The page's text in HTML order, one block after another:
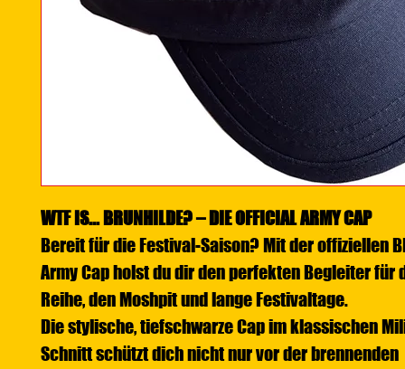
WTF IS... BRUNHILDE? – DIE OFFICIAL ARMY CAP
Bereit für die Festival-Saison? Mit der offiziellen
Army Cap holst du dir den perfekten Begleiter für
Reihe, den Moshpit und lange Festivaltage.
Die stylische, tiefschwarze Cap im klassischen
Schnitt schützt dich nicht nur vor der brennenden